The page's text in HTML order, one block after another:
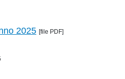
2025 [file PDF]